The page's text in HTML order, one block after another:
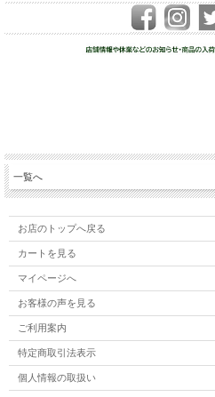
一覧へ
お店のトップへ戻る
カートを見る
マイページへ
お客様の声を見る
ご利用案内
特定商取引法表示
個人情報の取扱い